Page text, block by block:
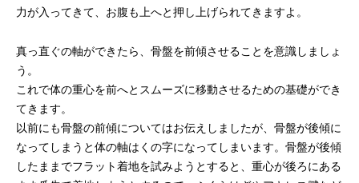
力が入ってきて、お腹も上へと押し上げられてきますよ。
真っ直ぐの軸ができたら、骨盤を前傾させることを意識しましょ
う。
これで体の重心を前へとスムーズに移動させるための基礎ができ
てきます。
以前にも骨盤の前傾についてはお伝えしましたが、骨盤が後傾に
なってしまうと体の軸はくの字になってしまいます。骨盤が後傾
したままでフラット着地を試みようとすると、重心が後ろにある